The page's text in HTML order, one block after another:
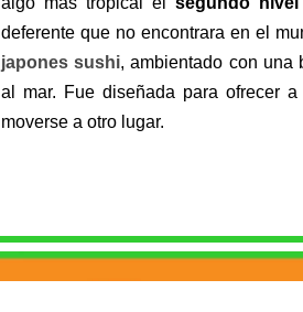
deferente que no encontrara en el
japones sushi, ambientado con una
al mar. Fue diseñada para ofrecer
moverse a otro lugar.